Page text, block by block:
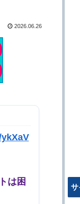
2026.06.26
は困